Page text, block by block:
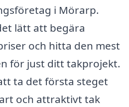
i Mörarp.
lätt att begära
och hitta den mest
för just ditt takprojekt.
ta det första steget
och attraktivt tak